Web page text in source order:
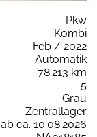
Pkw
Kombi
Feb / 2022
Automatik
78.213 km
5
Grau
Zentrallager
ab ca. 10.08.2026